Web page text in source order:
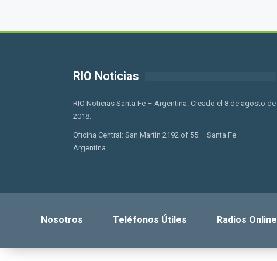
RIO Noticias
RIO Noticias Santa Fe – Argentina. Creado el 8 de agosto de
2018.
Oficina Central: San Martin 2192 of 55 – Santa Fe –
Argentina
Nosotros Teléfonos Útiles Radios Online